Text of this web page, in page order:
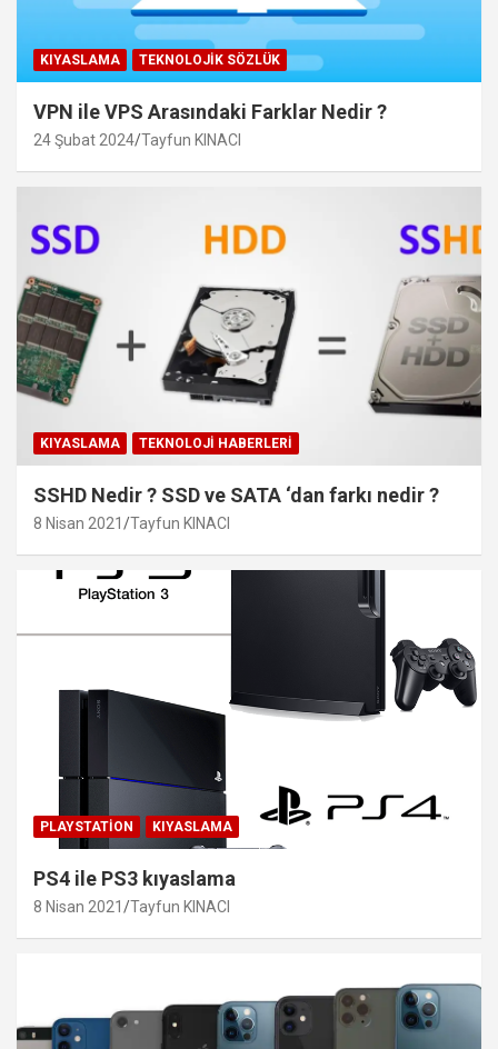
KIYASLAMA TEKNOLOJIK SÖZLÜK
VPN ile VPS Arasındaki Farklar Nedir ?
24 Şubat 2024 Tayfun KINACI
KIYASLAMA TEKNOLOJI HABERLERI
SSHD Nedir ? SSD ve SATA ‘dan farkı nedir ?
8 Nisan 2021 Tayfun KINACI
PLAYSTATION KIYASLAMA
PS4 ile PS3 kıyaslama
8 Nisan 2021 Tayfun KINACI